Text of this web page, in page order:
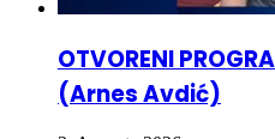
OTVORENI
(Arnes Avdić)
3. Avgusta 2026.